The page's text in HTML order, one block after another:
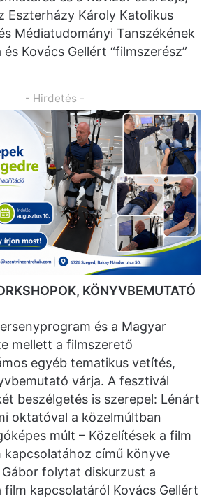
Eszterházy Károly Katolikus
Médiatudományi Tanszékének
Kovács Gellért “filmszerész”
- Hirdetés -
KÖNYVBEMUTATÓ
és a Magyar
mellett a filmszerető
egyéb tematikus vetítés,
várja. A fesztivál
beszélgetés is szerepel: Lénárt
oktatóval a közelmúltban
múlt – Közelítések a film
kapcsolatához című könyve
folytat diskurzust a
kapcsolatáról Kovács Gellért